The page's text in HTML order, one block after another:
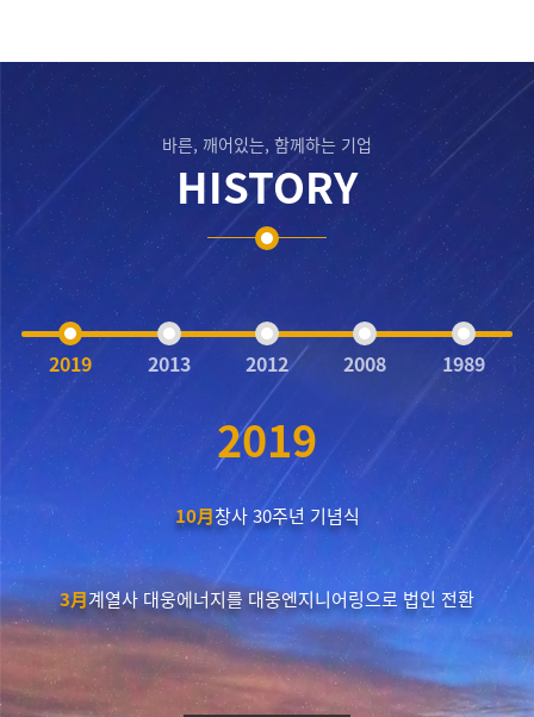
바른, 깨어있는, 함께하는 기업
HISTORY
2019 2013 2012 2008 1989
2019
10月창사 30주년 기념식
3月계열사 대웅에너지를 대웅엔지니어링으로 법인 전환